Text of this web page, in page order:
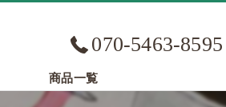
070-5463-8595
商品一覧